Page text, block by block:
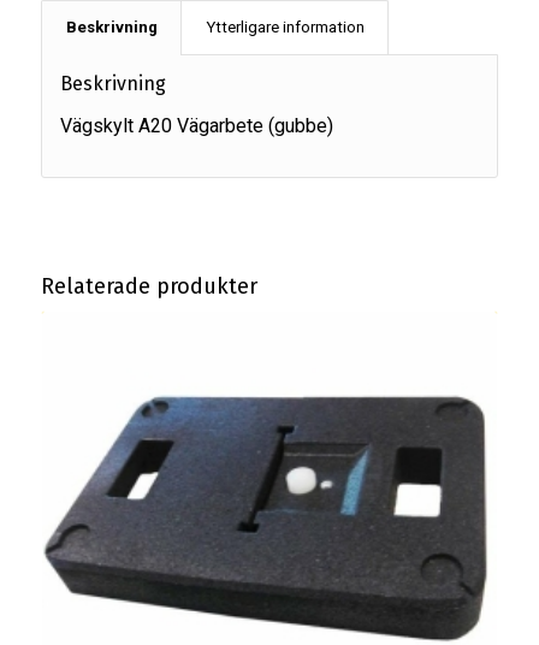
Beskrivning Ytterligare information
Beskrivning
Vägskylt A20 Vägarbete (gubbe)
Relaterade produkter